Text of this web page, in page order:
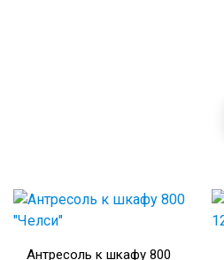
Антресоль к шкафу 800